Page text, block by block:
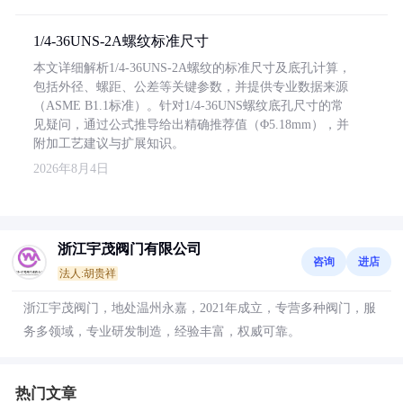
1/4-36UNS-2A螺纹标准尺寸
本文详细解析1/4-36UNS-2A螺纹的标准尺寸及底孔计算，
包括外径、螺距、公差等关键参数，并提供专业数据来源
（ASME B1.1标准）。针对1/4-36UNS螺纹底孔尺寸的常
见疑问，通过公式推导给出精确推荐值（Φ5.18mm），并
附加工艺建议与扩展知识。
2026年8月4日
浙江宇茂阀门有限公司
法人:胡贵祥
咨询 进店
浙江宇茂阀门，地处温州永嘉，2021年成立，专营多种阀门，服
务多领域，专业研发制造，经验丰富，权威可靠。
热门文章